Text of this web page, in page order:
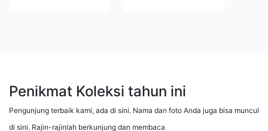
Penikmat Koleksi tahun ini
Pengunjung terbaik kami, ada di sini. Nama dan foto Anda juga bisa muncul
di sini. Rajin-rajinlah berkunjung dan membaca